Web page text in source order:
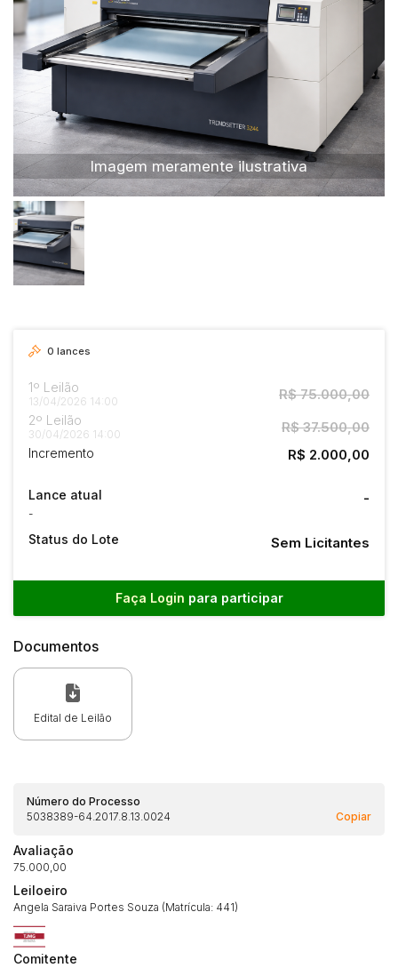
Caminhão
Carro
Carros
Motocicleta
Ônibus
Imagem meramente ilustrativa
0 lances
1º Leilão
13/04/2026 14:00 R$ 75.000,00
2º Leilão
30/04/2026 14:00 R$ 37.500,00
Incremento R$ 2.000,00
Lance atual
-
-
Status do Lote Sem Licitantes
Faça Login para participar
Documentos
Edital de Leilão
Número do Processo
5038389-64.2017.8.13.0024
Copiar
Avaliação
75.000,00
Leiloeiro
Angela Saraiva Portes Souza (Matrícula: 441)
Comitente
Envie sua Proposta
(Art. 895, CPC)
Data Usuário
Habilite-se para efetuar lances ou
propostas